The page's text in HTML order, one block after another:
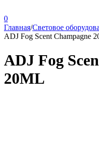
0
Главная/Световое
ADJ Fog Scent Champagne
ADJ Fog
20ML